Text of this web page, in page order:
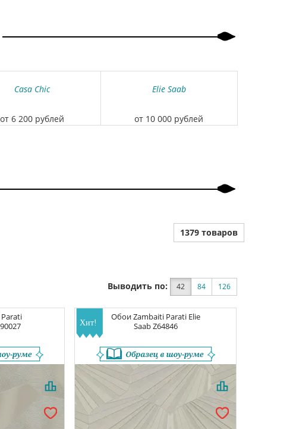
Casa Chic
от 6 200 рублей
Elie Saab
от 10 000 рублей
1379 товаров
Выводить по: 42 84 126
90027
ОбоиZambaiti Parati Elie
SaabZ64846